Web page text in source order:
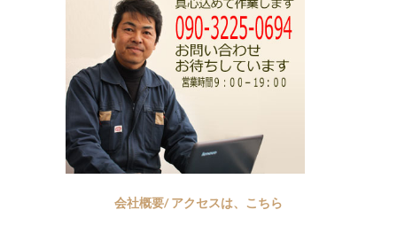
会社概要/ アクセスは、こちら